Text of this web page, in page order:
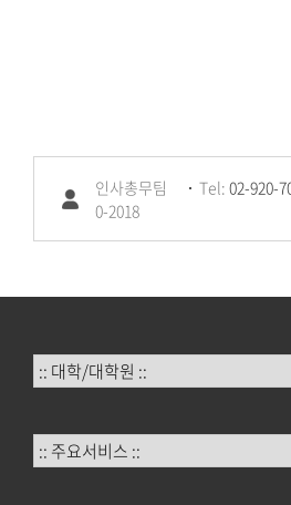
인사총무팀 Tel: 02-920-
0-2018